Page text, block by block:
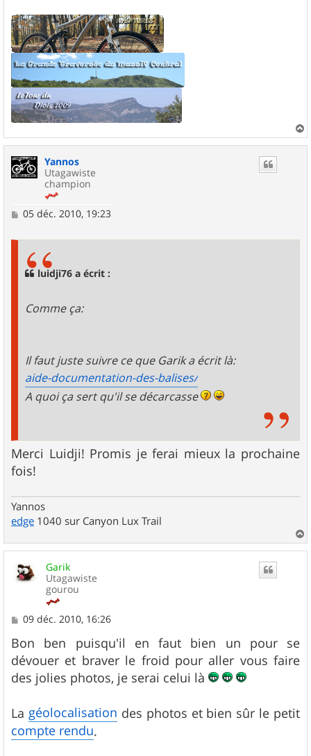
a
Yannos
Utagawiste
champion
M
05 déc. 2010, 19:23
luidji76 a écrit :
Comme ça:
Il faut juste suivre ce que Garik a écrit là:
aide-documentation-des-balises/
A quoi ça sert qu'il se décarcasse
Merci Luidji! Promis je ferai mieux la prochaine
fois!
Yannos
edge 1040 sur Canyon Lux Trail
a
Garik
Utagawiste
gourou
M
s
s
a
g
e
09 déc. 2010, 16:26
Bon ben puisqu'il en faut bien un pour se
dévouer et braver le froid pour aller vous faire
des jolies photos, je serai celui là
La géolocalisation des photos et bien sûr le petit
compte rendu.